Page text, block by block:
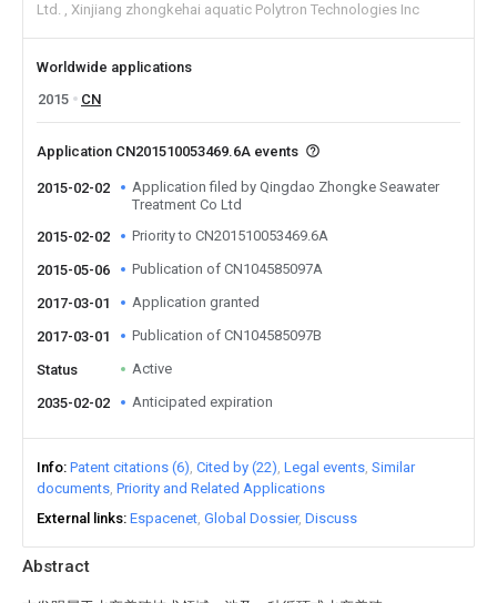
Abstract
Ltd.
Xinjiang zhongkehai aquatic Polytron Technologies Inc
Worldwide applications
2015
CN
Application CN201510053469.6A events
2015-02-02
Application filed by Qingdao Zhongke Seawater
Treatment Co Ltd
2015-02-02
Priority to CN201510053469.6A
2015-05-06 Publication of CN104585097A
2017-03-01 Application granted
2017-03-01 Publication of CN104585097B
Status Active
2035-02-02 Anticipated expiration
Info Patent citations (6) Cited by (22) Legal events Similar
documents Priority and Related Applications
External links Espacenet Global Dossier Discuss